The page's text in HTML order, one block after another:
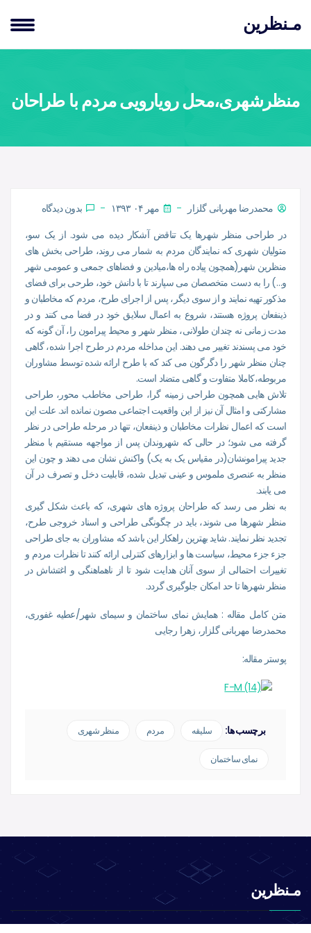
مـنظرین
منظرشهری،محل رویارویی مردم با طراحان
محمدرضا مهربانی گلزار مهر ۰۴ ۱۳۹۳
بدون دیدگاه
در طراحی منظر شهرها یک تناقض آشکار دیده می شود. از یک سو،
متولیان شهری که نمایندگان مردم به شمار می روند، طراحی بخش های
منظرین شهر(همچون پیاده راه ها،میادین و فضاهای جمعی و عمومی شهر
و…) را به دست متخصصان می سپارند تا با دانش خود، طرحی برای فضای
مذکور تهیه نمایند و از سوی دیگر، پس از اجرای طرح، مردم که مخاطبان و
ذینفعان پروژه هستند، شروع به اعمال سلایق خود در فضا می کنند و در
مدت زمانی نه چندان طولانی، منظر شهر و محیط پیرامون را، آن گونه که
خود می پسندند تغییر می دهند. این مداخله مردم در طرح اجرا شده، گاهی
چنان منظر شهر را دگرگون می کند که با طرح ارائه شده توسط مشاوران
مربوطه،کاملا متفاوت و گاهی متضاد است.
تلاش هایی همچون طراحی زمینه گرا، طراحی مخاطب محور، طراحی
مشارکتی و امثال آن نیز از این واقعیت اجتماعی مصون نمانده اند. علت این
است که اعمال نظرات مخاطبان و ذینفعان، تنها در مرحله طراحی در نظر
گرفته می شود؛ در حالی که شهروندان پس از مواجهه مستقیم با منظر
جدید پیرامونشان(در مقیاس یک به یک) واکنش نشان می دهند و چون این
منظر به عنصری ملموس و عینی تبدیل شده، قابلیت دخل و تصرف در آن
می یابند.
به نظر می رسد که طراحان پروژه های شهری، که باعث شکل گیری
منظر شهرها می شوند، باید در چگونگی طراحی و اسناد خروجی طرح،
تجدید نظر نمایند. شاید بهترین راهکار این باشد که مشاوران به جای طراحی
جزء جزء محیط، سیاست ها و ابزارهای کنترلی ارائه کنند تا نظرات مردم و
تغییرات احتمالی از سوی آنان هدایت شود تا از ناهماهنگی و اغتشاش در
منظر شهرها تا حد امکان جلوگیری گردد.
متن کامل مقاله : همایش نمای ساختمان و سیمای شهر/عطیه غفوری،
محمدرضا مهربانی گلزار، زهرا رجایی
پوستر مقاله:
برچسب ها: سلیقه مردم منظر شهری
نمای ساختمان
مـنظرین